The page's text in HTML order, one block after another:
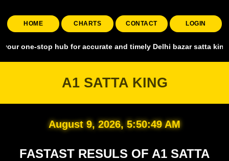
HOME CHARTS CONTACT LOGIN
hub for accurate and timely Delhi bazar satta king,
A1 SATTA KING
August 9, 2026, 5:50:50 AM
FASTAST RESULS OF A1 SATTA